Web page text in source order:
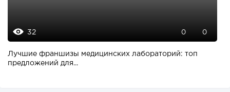
32 0 0
Лучшие франшизы медицинских лабораторий: топ
предложений для...